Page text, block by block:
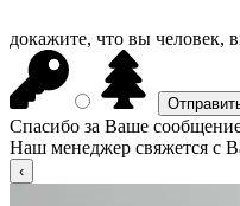
докажите, что вы человек,
Спасибо за Ваше
Наш менеджер свяжется с